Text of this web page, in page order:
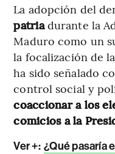
La adopción del
patriadurante la
Maduro como un
la focalización de
ha sido señalado
control social y
coaccionar a los
comicios a la
Ver +: ¿Qué pasaría